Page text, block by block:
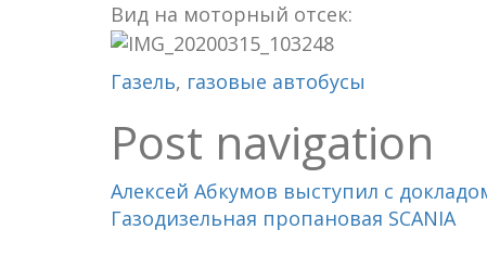
Вид на моторный отсек:
Газель, газовые автобусы
Post navigation
Алексей Абкумов выступил с
Газодизельная пропановая SCANIA